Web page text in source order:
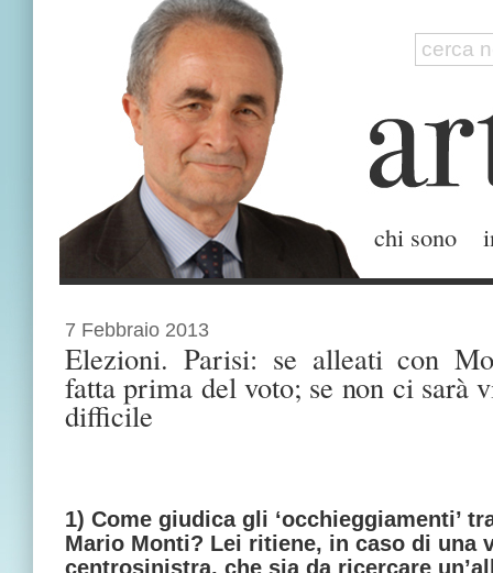
chi sono
7 Febbraio 2013
Elezioni. Parisi: se alleati con
fatta prima del voto; se non ci sarà
difficile
1) Come giudica gli ‘occhieggiamenti’
Mario Monti? Lei ritiene, in caso di una
centrosinistra, che sia da ricercare